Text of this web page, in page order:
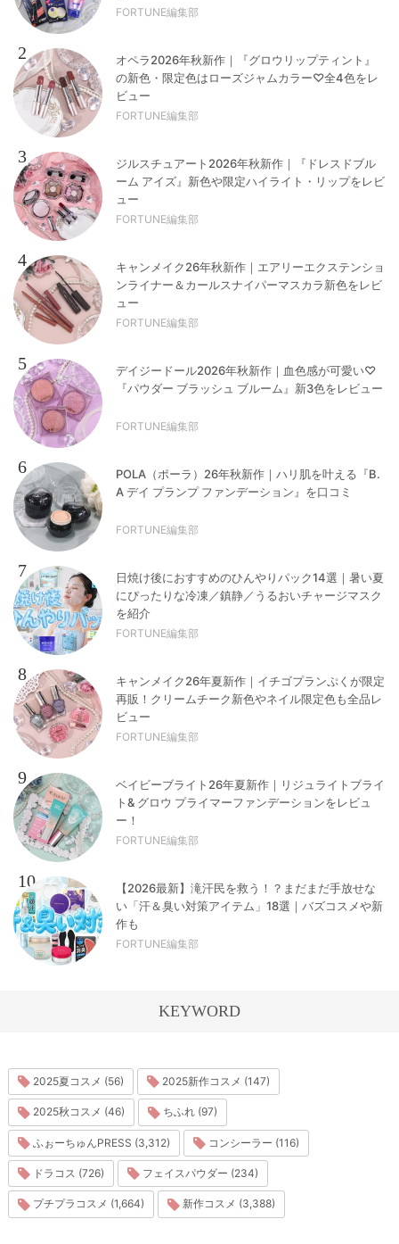
FORTUNE編集部
2
オペラ2026年秋新作｜『グロウリップティント』
の新色・限定色はローズジャムカラー♡全4色をレ
ビュー
FORTUNE編集部
3
ジルスチュアート2026年秋新作｜『ドレスドブル
ーム アイズ』新色や限定ハイライト・リップをレビ
ュー
FORTUNE編集部
4
キャンメイク26年秋新作｜エアリーエクステンショ
ンライナー＆カールスナイパーマスカラ新色をレビ
ュー
FORTUNE編集部
5
デイジードール2026年秋新作｜血色感が可愛い♡
『パウダー ブラッシュ ブルーム』新3色をレビュー
FORTUNE編集部
6
POLA（ポーラ）26年秋新作｜ハリ肌を叶える『B.
A デイ プランプ ファンデーション』を口コミ
FORTUNE編集部
7
日焼け後におすすめのひんやりパック14選｜暑い夏
にぴったりな冷凍／鎮静／うるおいチャージマスク
を紹介
FORTUNE編集部
8
キャンメイク26年夏新作｜イチゴプランぷくが限定
再販！クリームチーク新色やネイル限定色も全品レ
ビュー
FORTUNE編集部
9
ベイビーブライト26年夏新作｜リジュライトブライ
ト& グロウ プライマーファンデーションをレビュ
ー！
FORTUNE編集部
10
【2026最新】滝汗民を救う！？まだまだ手放せな
い「汗＆臭い対策アイテム」18選｜バズコスメや新
作も
FORTUNE編集部
KEYWORD
2025夏コスメ (56) 2025新作コスメ (147)
2025秋コスメ (46) ちふれ (97)
ふぉーちゅんPRESS (3,312) コンシーラー (116)
ドラコス (726) フェイスパウダー (234)
プチプラコスメ (1,664) 新作コスメ (3,388)